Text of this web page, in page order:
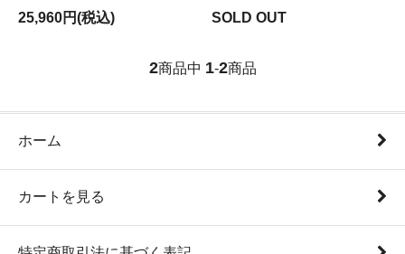
25,960円(税込)
SOLD OUT
2商品中 1-2商品
ホーム
カートを見る